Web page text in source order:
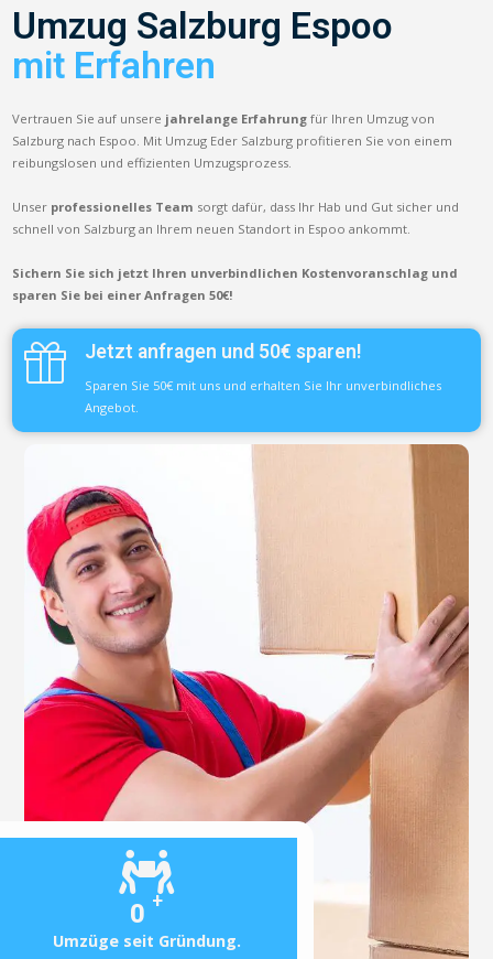
0 +
Umzüge seit Gründung.
Umzug Salzburg Espoo
mit Erfahren
Vertrauen Sie auf unsere jahrelange Erfahrung für Ihren Umzug von
Salzburg nach Espoo. Mit Umzug Eder Salzburg profitieren Sie von einem
reibungslosen und effizienten Umzugsprozess.
Unser professionelles Team sorgt dafür, dass Ihr Hab und Gut sicher und
schnell von Salzburg an Ihrem neuen Standort in Espoo ankommt.
Sichern Sie sich jetzt Ihren unverbindlichen Kostenvoranschlag und
sparen Sie bei einer Anfragen 50€!
Jetzt anfragen und 50€ sparen!
Sparen Sie 50€ mit uns und erhalten Sie Ihr unverbindliches
Angebot.